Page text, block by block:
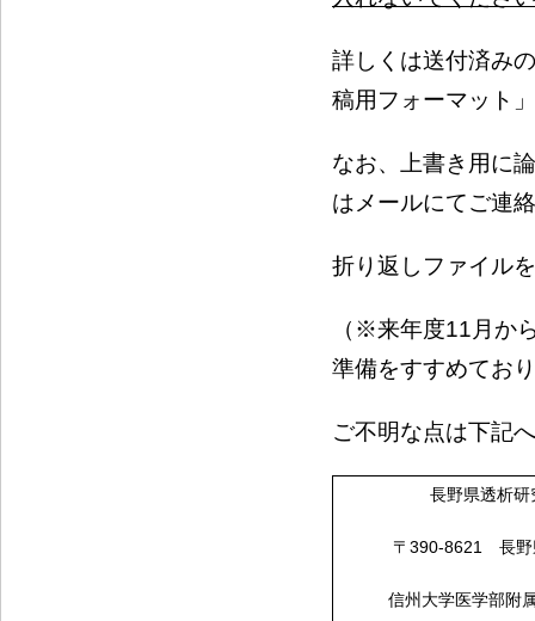
詳しくは送付済み
稿用フォーマット
なお、上書き用に
はメールにてご連
折り返しファイル
（※来年度11月か
準備をすすめてお
ご不明な点は下記
長野県透析
〒390-8621 長野
信州大学医学部附